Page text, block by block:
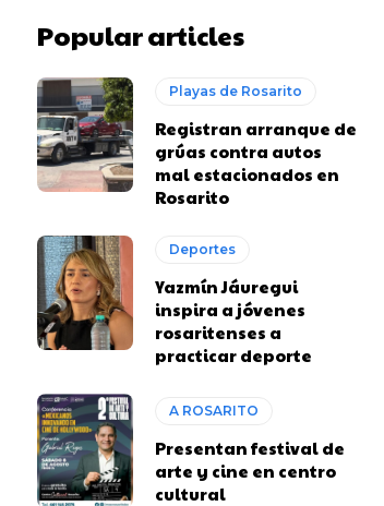
Popular articles
Playas de Rosarito
Registran arranque de
grúas contra autos
mal estacionados en
Rosarito
Deportes
Yazmín Jáuregui
inspira a jóvenes
rosaritenses a
practicar deporte
A ROSARITO
Presentan festival de
arte y cine en centro
cultural